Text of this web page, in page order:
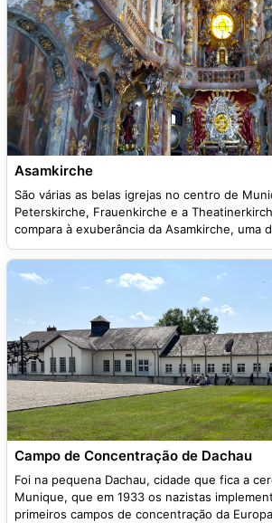
Asamkirche
São várias as belas igrejas no centro de
Peterskirche, Frauenkirche e a
compara à exuberância da Asamkirche, uma
Campo de Concentração de Dachau
Foi na pequena Dachau, cidade que fica a
Munique, que em 1933 os nazistas
primeiros campos de concentração da